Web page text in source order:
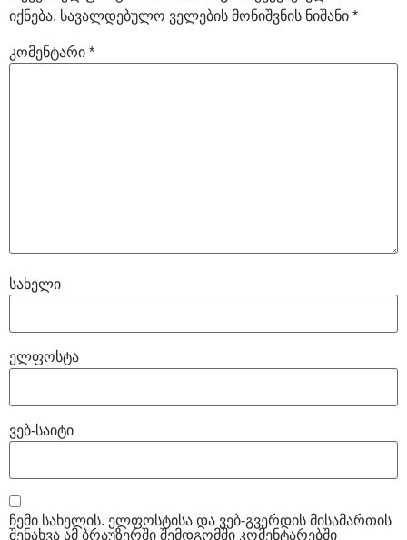
იქნება. სავალდებულო ველების მონიშვნის ნიშანი *
კომენტარი *
სახელი
ელფოსტა
ვებ-საიტი
ჩემი სახელის. ელფოსტისა და ვებ-გვერდის მისამართის
შენახვა ამ ბრაუზერში შემდგომში კომენტარებში